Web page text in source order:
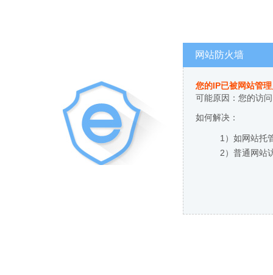
网站防火墙
您的IP已被网站管
可能原因：您的访
如何解决：
1）如网站托
2）普通网站